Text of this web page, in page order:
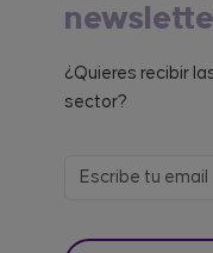
¿Quieres recibir
sector?